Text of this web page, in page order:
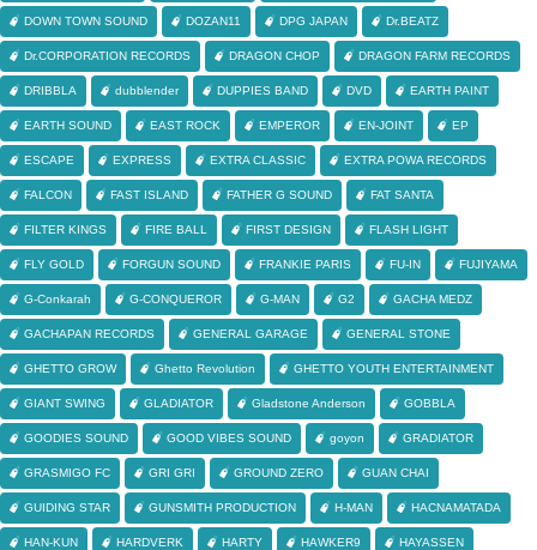
DOWN TOWN SOUND DOZAN11 DPG JAPAN Dr.BEATZ
Dr.CORPORATION RECORDS DRAGON CHOP DRAGON FARM RECORDS
DRIBBLA dubblender DUPPIES BAND DVD EARTH PAINT
EARTH SOUND EAST ROCK EMPEROR EN-JOINT EP
ESCAPE EXPRESS EXTRA CLASSIC EXTRA POWA RECORDS
FALCON FAST ISLAND FATHER G SOUND FAT SANTA
FILTER KINGS FIRE BALL FIRST DESIGN FLASH LIGHT
FLY GOLD FORGUN SOUND FRANKIE PARIS FU-IN FUJIYAMA
G-Conkarah G-CONQUEROR G-MAN G2 GACHA MEDZ
GACHAPAN RECORDS GENERAL GARAGE GENERAL STONE
GHETTO GROW Ghetto Revolution GHETTO YOUTH ENTERTAINMENT
GIANT SWING GLADIATOR Gladstone Anderson GOBBLA
GOODIES SOUND GOOD VIBES SOUND goyon GRADIATOR
GRASMIGO FC GRI GRI GROUND ZERO GUAN CHAI
GUIDING STAR GUNSMITH PRODUCTION H-MAN HACNAMATADA
HAN-KUN HARDVERK HARTY HAWKER9 HAYASSEN